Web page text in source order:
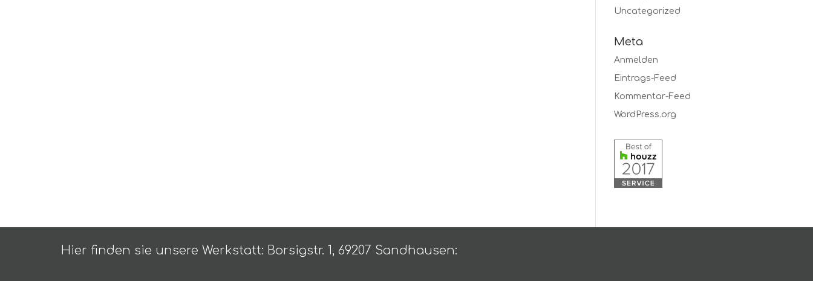
Uncategorized
Meta
Anmelden
Eintrags-Feed
Kommentar-Feed
WordPress.org
Hier finden sie unsere Werkstatt: Borsigstr. 1, 69207 Sandhausen: